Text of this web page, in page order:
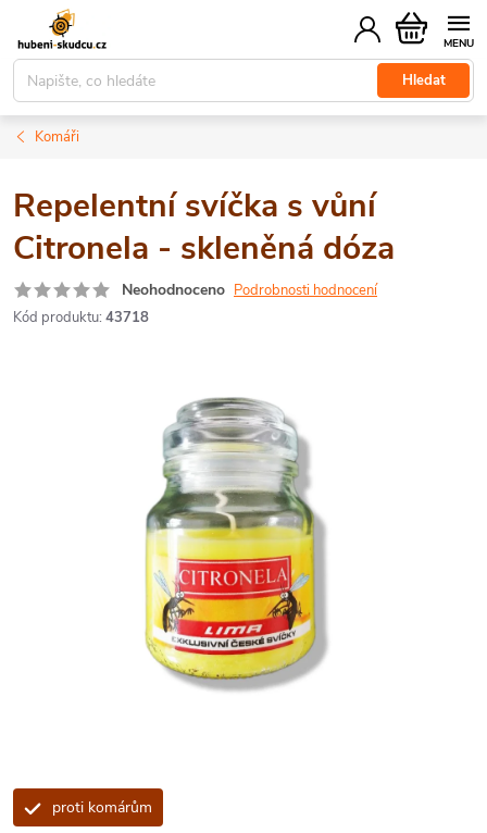
obsah
Hledat
Nákupní
košík
Komáři
Repelentní svíčka s vůní
Citronela - skleněná dóza
Neohodnoceno Podrobnosti hodnocení
Kód produktu: 43718
proti komárům